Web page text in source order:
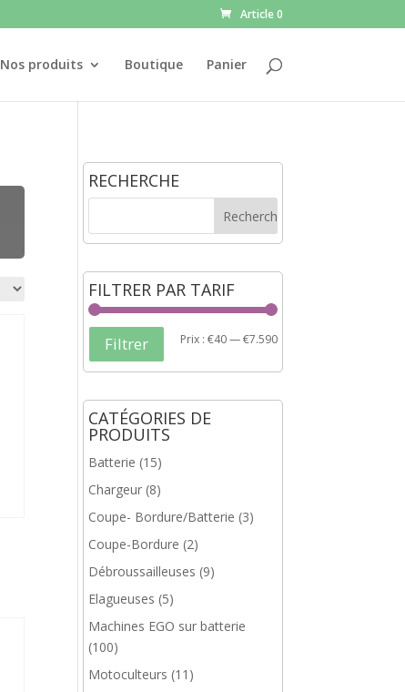
Article 0
Nos produits Boutique Panier
RECHERCHE
FILTRER PAR TARIF
Filtrer Prix : €40—€7.590
CATÉGORIES DE
PRODUITS
Batterie (15)
Chargeur (8)
Coupe- Bordure/Batterie (3)
Coupe-Bordure (2)
Débroussailleuses (9)
Elagueuses (5)
Machines EGO sur batterie
(100)
Motoculteurs (11)